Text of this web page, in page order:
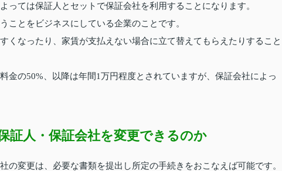
っては保証人とセットで保証会社を利用することになります。
ことをビジネスにしている企業のことです。
くなったり、家賃が支払えない場合に立て替えてもらえたりすること
金の50%、以降は年間1万円程度とされていますが、保証会社によっ
証人・保証会社を変更できるのか
の変更は、必要な書類を提出し所定の手続きをおこなえば可能です。